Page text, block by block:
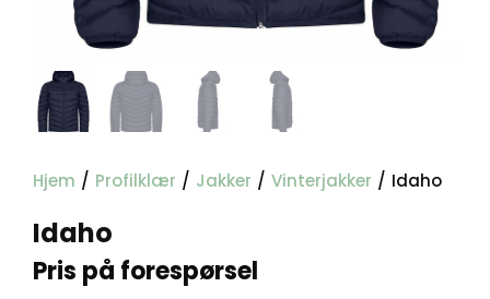
Hjem / Profilklær / Jakker / Vinterjakker / Idaho
Idaho
Pris på forespørsel